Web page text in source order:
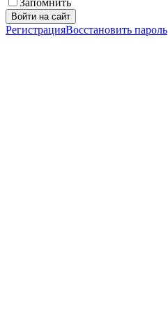
Войти на сайт
РегистрацияВосстановить пароль